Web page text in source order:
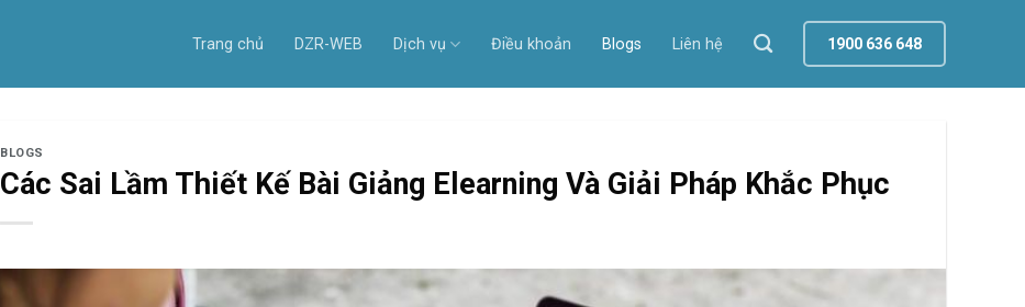
Trang chủ DZR-WEB Dịch vụ Điều khoản Blogs Liên hệ 1900 636 648
BLOGS
Các Sai Lầm Thiết Kế Bài Giảng Elearning Và Giải Pháp Khắc Phục